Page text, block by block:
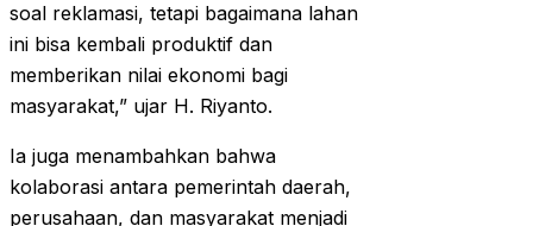
soal reklamasi, tetapi bagaimana lahan
ini bisa kembali produktif dan
memberikan nilai ekonomi bagi
masyarakat,” ujar H. Riyanto.
Ia juga menambahkan bahwa
kolaborasi antara pemerintah daerah,
perusahaan, dan masyarakat menjadi